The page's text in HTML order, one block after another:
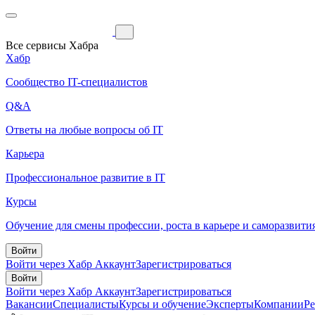
Все сервисы Хабра
Хабр
Сообщество IT-специалистов
Q&A
Ответы на любые вопросы об IT
Карьера
Профессиональное развитие в IT
Курсы
Обучение для смены профессии, роста в карьере и
Войти
Войти через Хабр АккаунтЗарегистрироваться
Войти
Войти через Хабр АккаунтЗарегистрироваться
ВакансииСпециалистыКурсы и обучениеЭкспертыКомпании